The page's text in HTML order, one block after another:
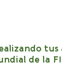
tus
de la